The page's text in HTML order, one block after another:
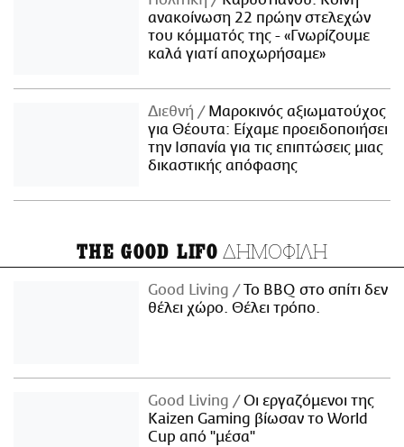
ανακοίνωση 22 πρώην στελεχών
του κόμματός της - «Γνωρίζουμε
καλά γιατί αποχωρήσαμε»
Διεθνή
Μαροκινός αξιωματούχος
για Θέουτα: Είχαμε προειδοποιήσει
την Ισπανία για τις επιπτώσεις μιας
δικαστικής απόφασης
THE GOOD LIFO ΔΗΜΟΦΙΛΗ
Good Living
Το BBQ στο σπίτι δεν
θέλει χώρο. Θέλει τρόπο.
Good Living
Οι εργαζόμενοι της
Kaizen Gaming βίωσαν το World
Cup από "μέσα"